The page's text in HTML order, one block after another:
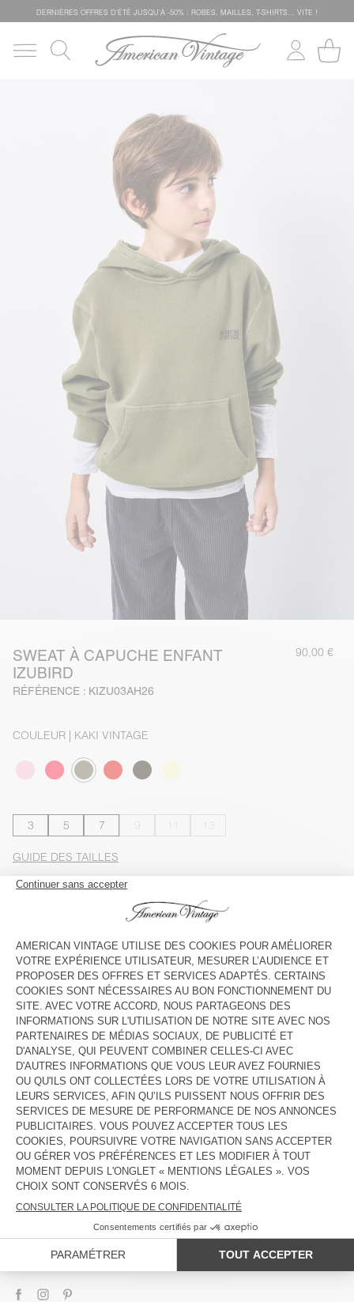
DERNIÈRES OFFRES D'ÉTÊ JUSQU'À -50% : ROBES, MAILLES, T-SHIRTS... VITE !
SWEAT À CAPUCHE ENFANT
IZUBIRD
RÉFÉRENCE : KIZU03AH26
90,00 €
COULEUR | KAKI VINTAGE
3 5 7
GUIDE DES TAILLES
Livraison estiméeentre le mercredi 12 août et le vendredi 14
VOIR LA DISPONIBILITE EN MAGASIN
VOIR LE LOOK
DESCRIPTION
TAILLE ET COUPE
COMPOSITION
ENTRETIEN
LIVRAISON ET RETOURS